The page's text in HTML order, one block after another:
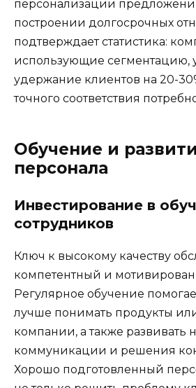
персонализации
построении долгосрочных
подтверждает статистика:
использующие сегментацию,
удержание клиентов на 20-
точного соответствия
Обучение и
персонала
Инвестирование в
сотрудников
Ключ к высокому качеству
компетентный и
Регулярное обучение
лучше понимать продукты
компании, а также развивать
коммуникации и решения
Хорошо подготовленный